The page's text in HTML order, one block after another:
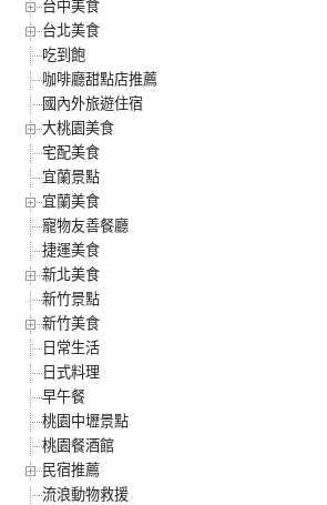
台中美食
台北美食
吃到飽
咖啡廳甜點店推薦
國內外旅遊住宿
大桃園美食
宅配美食
宜蘭景點
宜蘭美食
寵物友善餐廳
捷運美食
新北美食
新竹景點
新竹美食
日常生活
日式料理
早午餐
桃園中壢景點
桃園餐酒館
民宿推薦
流浪動物救援